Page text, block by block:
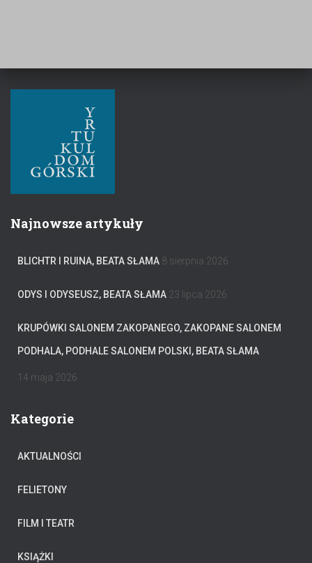
Najnowsze artykuły
BLICHTR I RUINA, BEATA SŁAMA 8 sierpnia 2026
ODYS I ODYSEUSZ, BEATA SŁAMA 23 lipca 2026
KRUPÓWKI SALONEM ZAKOPANEGO, ZAKOPANE SALONEM
PODHALA, PODHALE SALONEM POLSKI, BEATA SŁAMA
14 maja 2026
Kategorie
AKTUALNOŚCI
FELIETONY
FILM I TEATR
KSIĄŻKI